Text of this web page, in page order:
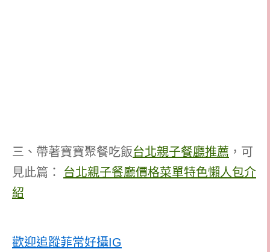
三、帶著寶寶聚餐吃飯台北親子餐廳推薦 ，可
見此篇： 台北親子餐廳價格菜單特色懶人包介
紹
歡迎追蹤菲常好攝IG